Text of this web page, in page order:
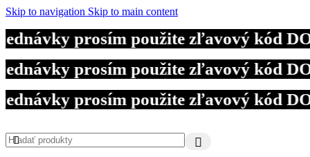
Skip to navigation Skip to main content
prosím použite zľavový kód
prosím použite zľavový kód
prosím použite zľavový kód